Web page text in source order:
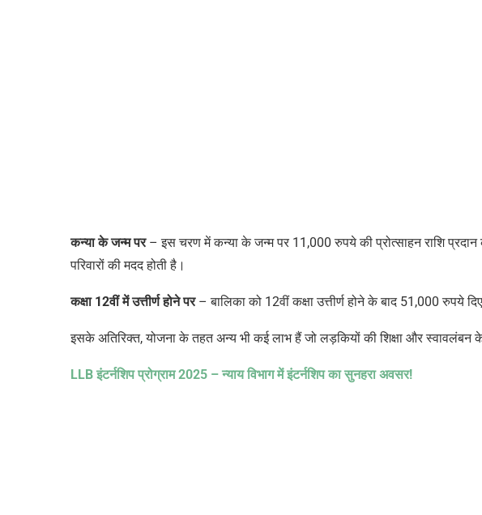
कन्या के जन्म पर– इस चरण में कन्या के जन्म पर 11,000 रुपयेकीप्रोत्साहन राशि
परिवारों की मदद होती है।
कक्षा 12वीं में उत्तीर्ण होने पर– बालिका को 12वीं कक्षा उत्तीर्ण होने के बाद 51,000 रुपयेदिए
इसके अतिरिक्त, योजना के तहत अन्य भी कई लाभ हैं जो लड़कियों की शिक्षा और स्वावलंबन
LLB इंटर्नशिप प्रोग्राम2025 – न्याय विभाग में इंटर्नशिप का सुनहरा अवसर!